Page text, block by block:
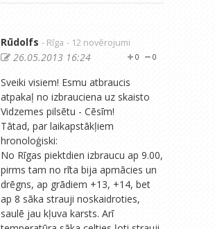
Rūdolfs - Rīga - 12 novērojumi
0
0
26.05.2013 16:24
Sveiki visiem! Esmu atbraucis
atpakaļ no izbrauciena uz skaisto
Vidzemes pilsētu - Cēsīm!
Tātad, par laikapstākļiem
hronoloģiski:
No Rīgas piektdien izbraucu ap 9.00,
pirms tam no rīta bija apmācies un
drēgns, ap grādiem +13, +14, bet
ap 8 sāka strauji noskaidroties,
saulē jau kļuva karsts. Arī